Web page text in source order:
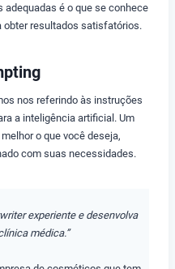
é o que se conhece
obter resultados satisfatórios.
nos referindo às instruções
a inteligência artificial. Um
o que você deseja,
com suas necessidades.
experiente e desenvolva
médica.”